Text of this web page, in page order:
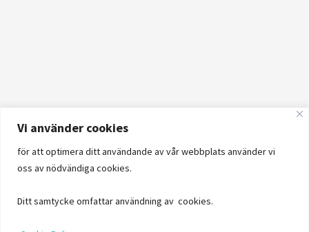
Vi använder cookies
för att optimera ditt användande av vår webbplats använder vi
oss av nödvändiga cookies.
Ditt samtycke omfattar användning av cookies.